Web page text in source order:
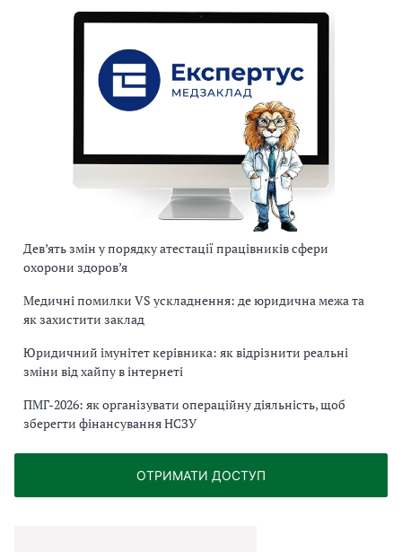
Дев’ять змін у порядку атестації працівників сфери
охорони здоров’я
Медичні помилки VS ускладнення: де юридична межа та
як захистити заклад
Юридичний імунітет керівника: як відрізнити реальні
зміни від хайпу в інтернеті
ПМГ-2026: як організувати операційну діяльність, щоб
зберегти фінансування НСЗУ
ОТРИМАТИ ДОСТУП